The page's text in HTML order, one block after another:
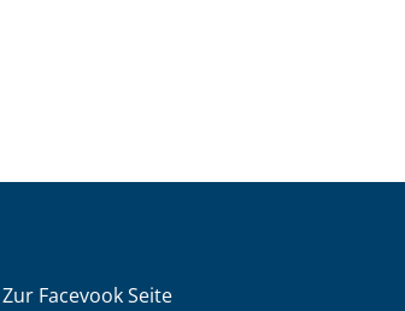
Zur Facevook Seite